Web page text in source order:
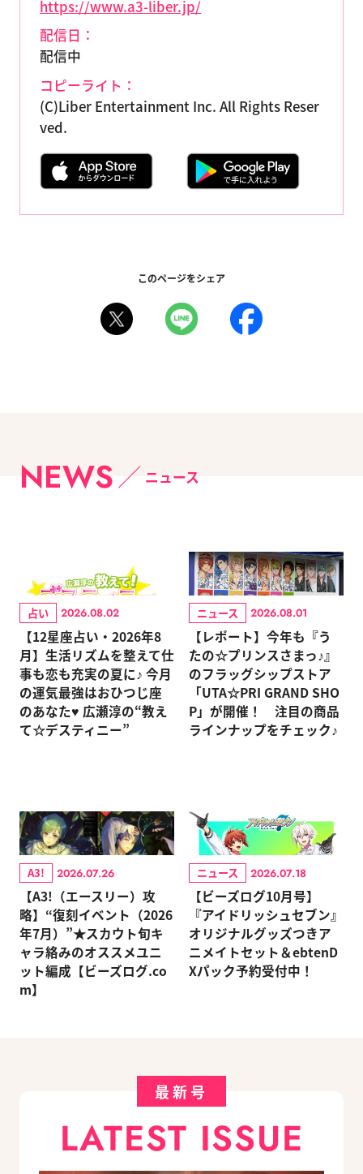
https://www.a3-liber.jp/
配信日：
配信中
コピーライト：
(C)Liber Entertainment Inc. All Rights Reser
ved.
このページをシェア
NEWS ニュース
占い 2026.08.02
【12星座占い・2026年8
月】生活リズムを整えて仕
事も恋も充実の夏に♪ 今月
の運気最強はおひつじ座
のあなた♥ 広瀬淳の“教え
て☆デスティニー”
ニュース 2026.08.01
【レポート】今年も『う
たの☆プリンスさまっ♪』
のフラッグシップストア
「UTA☆PRI GRAND SHO
P」が開催！ 注目の商品
ラインナップをチェック♪
A3! 2026.07.26
【A3!（エースリー）攻
略】“復刻イベント（2026
年7月）”★スカウト旬キ
ャラ絡みのオススメユニ
ット編成【ビーズログ.co
m】
ニュース 2026.07.18
【ビーズログ10月号】
『アイドリッシュセブン』
オリジナルグッズつきア
ニメイトセット＆ebtenD
Xパック予約受付中！
最新号
LATEST ISSUE